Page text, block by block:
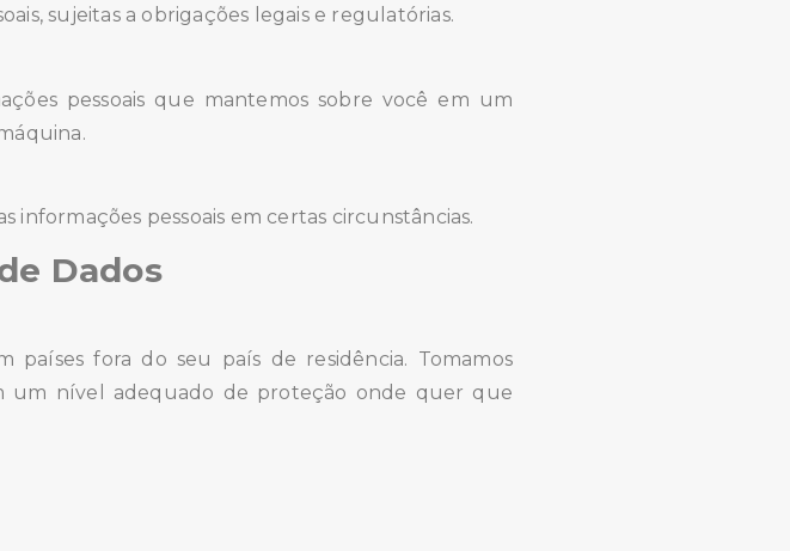
sujeitas a obrigações legais e regulatórias.
pessoais que mantemos sobre você em um
informações pessoais em certas circunstâncias.
Dados
países fora do seu país de residência. Tomamos
um nível adequado de proteção onde quer que